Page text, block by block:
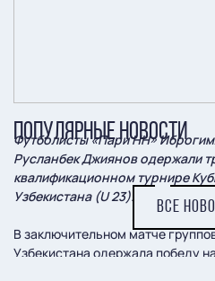
Футболисты «Пари НН»
Русланбек Джиянов одержали
квалификационном турнире
Узбекистана (U 23).
В заключительном матче
Узбекистана одержала победу
ПОПУЛЯРНЫЕ НОВОСТИ
ВСЕ